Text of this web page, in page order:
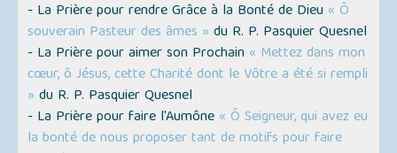
- La Prière pour rendre Grâce à la Bonté de Dieu « Ô
souverain Pasteur des âmes » du R. P. Pasquier Quesnel
- La Prière pour aimer son Prochain « Mettez dans mon
cœur, ô Jésus, cette Charité dont le Vôtre a été si rempli
» du R. P. Pasquier Quesnel
- La Prière pour faire l'Aumône « Ô Seigneur, qui avez eu
la bonté de nous proposer tant de motifs pour faire